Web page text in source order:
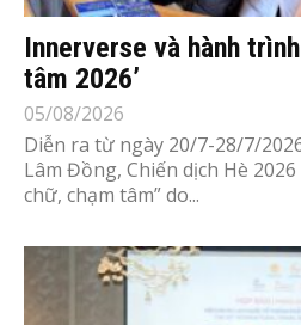
Innerverse và hành
tâm 2026’
05/08/2026
Diễn ra từ ngày 20/7-28/7/
Lâm Đồng, Chiến dịch Hè
chữ, chạm tâm” do...